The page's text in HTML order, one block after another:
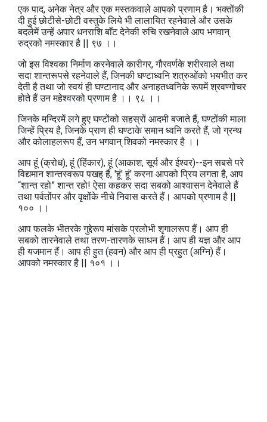
एक पाद, अनेक नेत्र और एक मस्तकवाले आपको प्रणाम है। भक्तोंकी
दी हुई छोटीसे-छोटी वस्तुके लिये भी लालायित रहनेवाले और उसके
बदलेमें उन्हें अपार धनराशि बाँट देनेकी रुचि रखनेवाले आप भगवान्‌
रुद्रको नमस्कार है || ९७ ।।
जो इस विश्वका निर्माण करनेवाले कारीगर, गौरवर्णके शरीरवाले तथा
सदा शान्तरूपसे रहनेवाले हैं, जिनकी घण्टाध्वनि शत्रुओंको भयभीत कर
देती है तथा जो स्वयं ही घण्टानाद और अनाहतध्वनिके रूपमें श्रवण्गोचर
होते हैं उन महेश्वरको प्रणाम है ।। ९८ ।।
जिनके मन्दिरमें लगे हुए घण्टोंको सहस्रों आदमी बजाते हैं, घण्टोंकी माला
जिन्हें प्रिय है, जिनके प्राण ही घण्टाके समान ध्वनि करते हैं, जो ग्रन्थ
और कोलाहलरूप हैं, उन भगवान्‌ शिवको नमस्कार है ।।
आप हूं (क्रोध), हूं (हिंकार), हूं (आकाश, सूर्य और ईश्वर)--इन सबसे परे
विद्यमान शान्तस्वरूप पखह् हैं, 'हूं' हूं' करना आपको प्रिय लगता है, आप
“शान्त रहो” शान्त रहो! ऐसा कहकर सदा सबको आश्वासन देनेवाले हैं
तथा पर्वतोंपर और वृक्षोंके नीचे निवास करते हैं। आपको प्रणाम है ||
१०० ।।
आप फलके भीतरके गुद्देरूप मांसके प्रलोभी शृगालरूप हैं। आप ही
सबको तारनेवाले तथा तरण-तारणके साधन हैं। आप ही यज्ञ और आप
ही यजमान हैं। आप ही हुत (हवन) और आप ही प्रहुत (अग्नि) हैं।
आपको नमस्कार है || १०१ ।।